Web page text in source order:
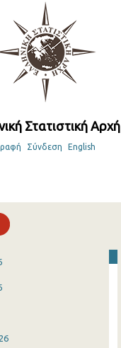
Στατιστική Αρχή
Σύνδεση English